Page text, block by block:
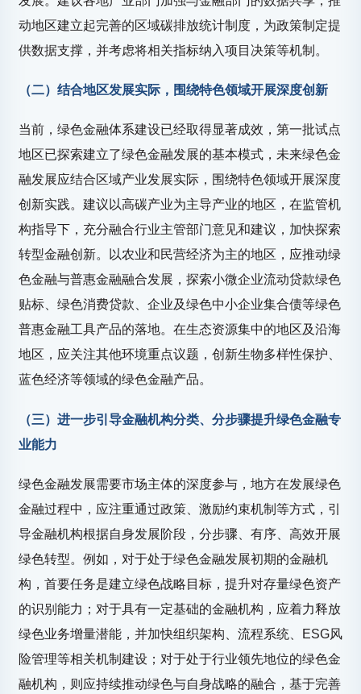
动地区建立起完善的区域碳排放统计制度，为政策制定提
供数据支撑，并考虑将相关指标纳入项目决策等机制。
（二）结合地区发展实际，围绕特色领域开展深度创新
当前，绿色金融体系建设已经取得显著成效，第一批试点
地区已探索建立了绿色金融发展的基本模式，未来绿色金
融发展应结合区域产业发展实际，围绕特色领域开展深度
创新实践。建议以高碳产业为主导产业的地区，在监管机
构指导下，充分融合行业主管部门意见和建议，加快探索
转型金融创新。以农业和民营经济为主的地区，应推动绿
色金融与普惠金融融合发展，探索小微企业流动贷款绿色
贴标、绿色消费贷款、企业及绿色中小企业集合债等绿色
普惠金融工具产品的落地。在生态资源集中的地区及沿海
地区，应关注其他环境重点议题，创新生物多样性保护、
蓝色经济等领域的绿色金融产品。
（三）进一步引导金融机构分类、分步骤提升绿色金融专
业能力
绿色金融发展需要市场主体的深度参与，地方在发展绿色
金融过程中，应注重通过政策、激励约束机制等方式，引
导金融机构根据自身发展阶段，分步骤、有序、高效开展
绿色转型。例如，对于处于绿色金融发展初期的金融机
构，首要任务是建立绿色战略目标，提升对存量绿色资产
的识别能力；对于具有一定基础的金融机构，应着力释放
绿色业务增量潜能，并加快组织架构、流程系统、ESG风
险管理等相关机制建设；对于处于行业领先地位的绿色金
融机构，则应持续推动绿色与自身战略的融合，基于完善